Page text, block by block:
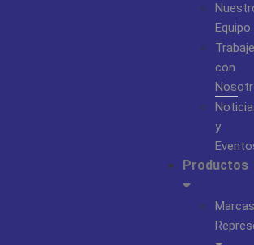
Equipo
Trabaje
con
y
Productos
Marcas